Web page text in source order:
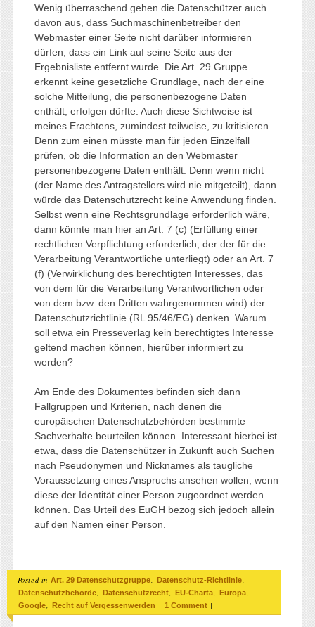
Wenig überraschend gehen die Datenschützer auch
davon aus, dass Suchmaschinenbetreiber den
Webmaster einer Seite nicht darüber informieren
dürfen, dass ein Link auf seine Seite aus der
Ergebnisliste entfernt wurde. Die Art. 29 Gruppe
erkennt keine gesetzliche Grundlage, nach der eine
solche Mitteilung, die personenbezogene Daten
enthält, erfolgen dürfte. Auch diese Sichtweise ist
meines Erachtens, zumindest teilweise, zu kritisieren.
Denn zum einen müsste man für jeden Einzelfall
prüfen, ob die Information an den Webmaster
personenbezogene Daten enthält. Denn wenn nicht
(der Name des Antragstellers wird nie mitgeteilt), dann
würde das Datenschutzrecht keine Anwendung finden.
Selbst wenn eine Rechtsgrundlage erforderlich wäre,
dann könnte man hier an Art. 7 (c) (Erfüllung einer
rechtlichen Verpflichtung erforderlich, der der für die
Verarbeitung Verantwortliche unterliegt) oder an Art. 7
(f) (Verwirklichung des berechtigten Interesses, das
von dem für die Verarbeitung Verantwortlichen oder
von dem bzw. den Dritten wahrgenommen wird) der
Datenschutzrichtlinie (RL 95/46/EG) denken. Warum
soll etwa ein Presseverlag kein berechtigtes Interesse
geltend machen können, hierüber informiert zu
werden?
Am Ende des Dokumentes befinden sich dann
Fallgruppen und Kriterien, nach denen die
europäischen Datenschutzbehörden bestimmte
Sachverhalte beurteilen können. Interessant hierbei ist
etwa, dass die Datenschützer in Zukunft auch Suchen
nach Pseudonymen und Nicknames als taugliche
Voraussetzung eines Anspruchs ansehen wollen, wenn
diese der Identität einer Person zugeordnet werden
können. Das Urteil des EuGH bezog sich jedoch allein
auf den Namen einer Person.
Posted in Art. 29 Datenschutzgruppe, Datenschutz-Richtlinie,
Datenschutzbehörde, Datenschutzrecht, EU-Charta, Europa,
Google, Recht auf Vergessenwerden | 1 Comment |